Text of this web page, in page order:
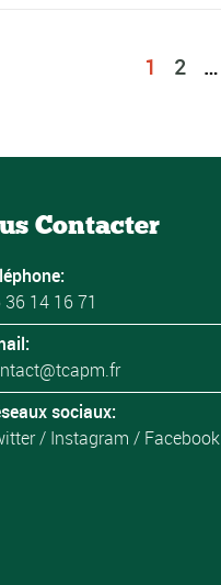
1 2 …
Contacter
36 14 16 71
sociaux:
/ Instagram / Facebook